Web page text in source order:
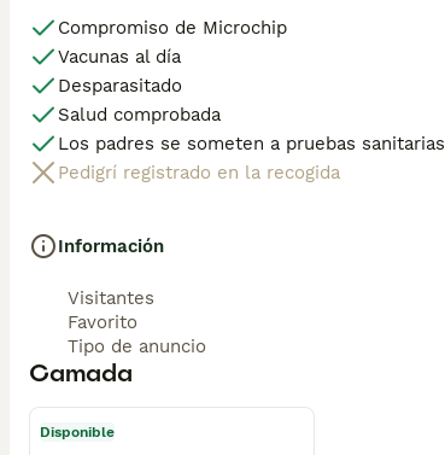
Compromiso de Microchip
Vacunas al día
Desparasitado
Salud comprobada
Los padres se someten a pruebas sanitarias
Pedigrí registrado en la recogida
Información
Visitantes
Favorito
Tipo de anuncio
Camada
Disponible